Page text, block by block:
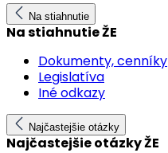
Na stiahnutie
Na stiahnutie ŽE
Dokumenty, cenníky
Legislatíva
Iné odkazy
Najčastejšie otázky
Najčastejšie otázky ŽE